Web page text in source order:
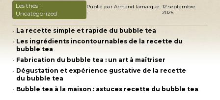
Les thés |
Uncategorized
Publié par Armand lamarque
•
12 septembre
2025
La recette simple et rapide du bubble tea
Les ingrédients incontournables de la recette du
bubble tea
Fabrication du bubble tea : un art à maîtriser
Dégustation et expérience gustative de la recette
du bubble tea
Bubble tea à la maison : astuces recette du bubble tea